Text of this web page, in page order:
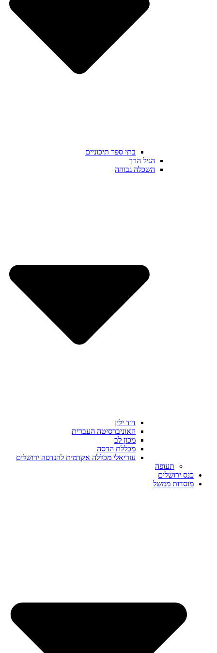
בתי ספר תיכוניים
הגיל הרך
השכלה גבוהה
דוד ילין
האוניברסיטה העברית
מכון לב
מכללת הדסה
עזריאלי מכללה אקדמית להנדסה ירושלים
תעופה
כנס ירושלים
מוסדות ממשל